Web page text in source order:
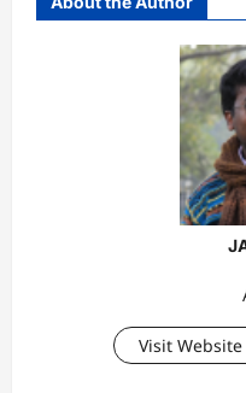
Visit Website